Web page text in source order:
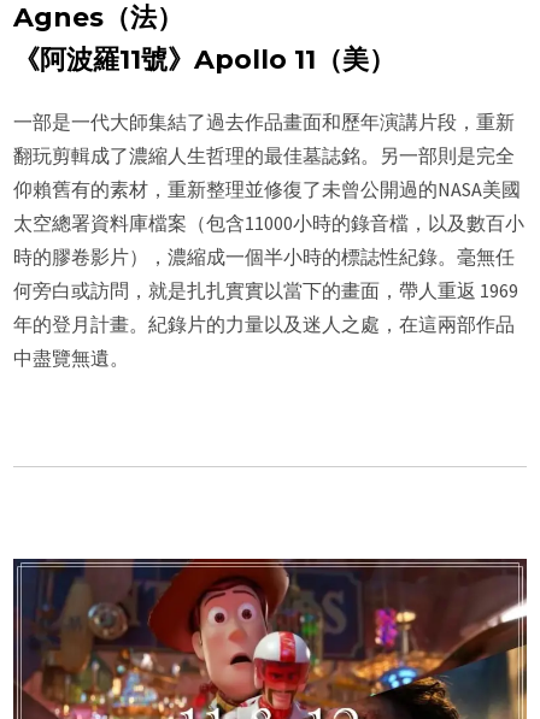
Agnes（法）
《阿波羅11號》Apollo 11（美）
一部是一代大師集結了過去作品畫面和歷年演講片段，重新
翻玩剪輯成了濃縮人生哲理的最佳墓誌銘。另一部則是完全
仰賴舊有的素材，重新整理並修復了未曾公開過的NASA美國
太空總署資料庫檔案（包含11000小時的錄音檔，以及數百小
時的膠卷影片），濃縮成一個半小時的標誌性紀錄。毫無任
何旁白或訪問，就是扎扎實實以當下的畫面，帶人重返 1969
年的登月計畫。紀錄片的力量以及迷人之處，在這兩部作品
中盡覽無遺。